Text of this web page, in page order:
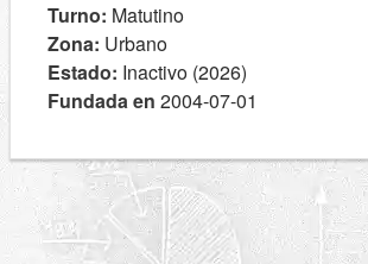
Turno: Matutino
Zona: Urbano
Estado: Inactivo (2026)
Fundada en 2004-07-01